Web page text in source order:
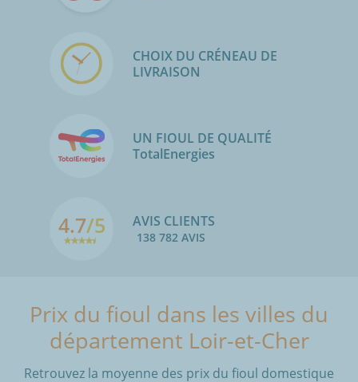
CHOIX DU CRÉNEAU DE
LIVRAISON
UN FIOUL DE QUALITÉ
TotalEnergies
4.7/5 AVIS CLIENTS
138 782 AVIS
Prix du fioul dans les villes du
département Loir-et-Cher
Retrouvez la moyenne des prix du fioul domestique